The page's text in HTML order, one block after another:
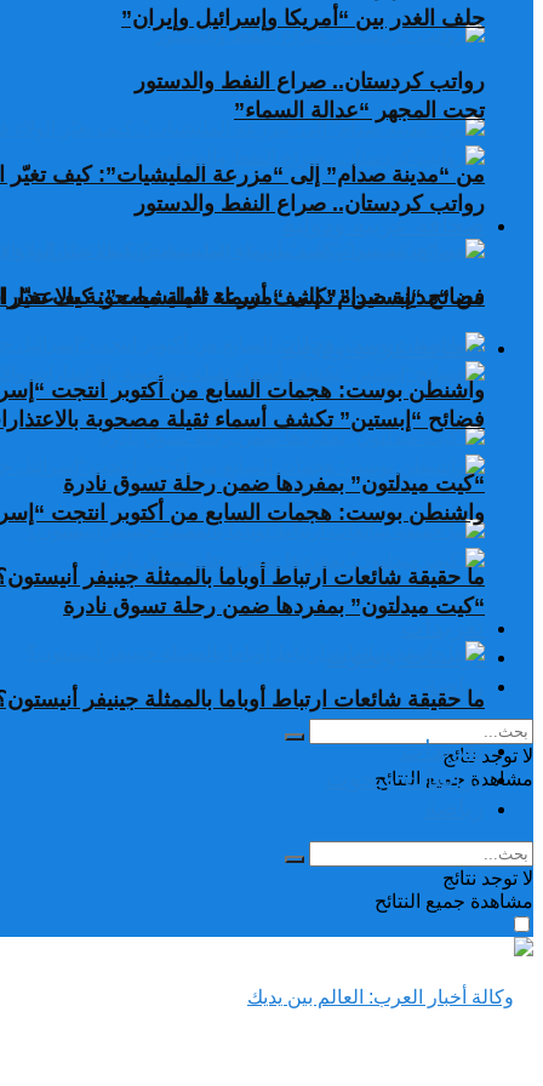
رواتب كردستان.. صراع النفط والدستور
من “مدينة صدام” إلى “مزرعة المليشيات”: كيف تغيّر
صحافة عربية ودولية
فضائح “إبستين” تكشف أسماء ثقيلة مصحوبة
واشنطن بوست: هجمات السابع من أكتوبر انتجت
“كيت ميدلتون” بمفردها ضمن رحلة تسوق نادرة
ما حقيقة شائعات ارتباط أوباما بالممثلة جينيفر
دراسات وبحوث
رياضة
لا توجد نتائج
مشاهدة جميع النتائح
حلف الغدر بين “أمريكا وإسرائيل وإيران”
تحت المجهر “عدالة السماء”
رواتب كردستان.. صراع النفط والدستور
من “مدينة صدام” إلى “مزرعة المليشيات”: كيف تغيّر
صحافة عربية ودولية
فضائح “إبستين” تكشف أسماء ثقيلة مصحوبة
واشنطن بوست: هجمات السابع من أكتوبر انتجت
“كيت ميدلتون” بمفردها ضمن رحلة تسوق نادرة
ما حقيقة شائعات ارتباط أوباما بالممثلة جينيفر
تغريدات
دراسات وبحوث
لا توجد نتائج
مشاهدة جميع النتائح